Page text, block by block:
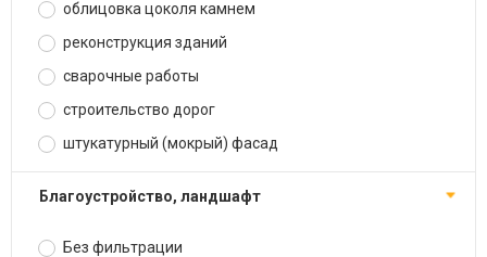
облицовка цоколя камнем
реконструкция зданий
сварочные работы
строительство дорог
штукатурный (мокрый) фасад
благоустройство, ландшафт
Без фильтрации